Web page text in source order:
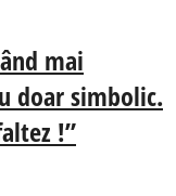
mai
doar simbolic.
!”